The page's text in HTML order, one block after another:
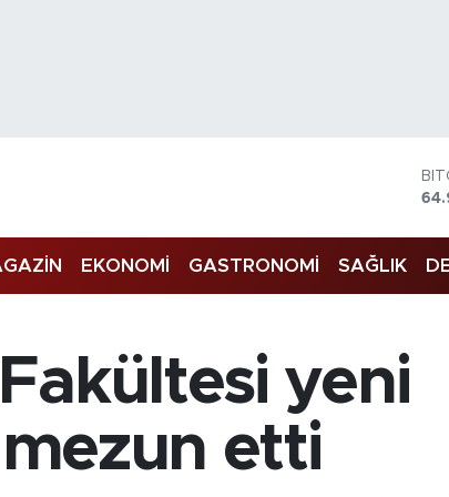
EKONOMİ GASTRONOMİ SAĞLIK
yeni
mezun etti